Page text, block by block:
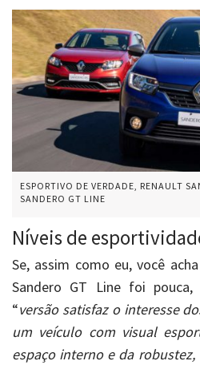
ESPORTIVO DE VERDADE, RENAULT
SANDERO GT LINE
Níveis de
Se, assim como eu, você
Sandero GT Line foi
“versão satisfaz o interesse
um veículo com visual
espaço interno e da